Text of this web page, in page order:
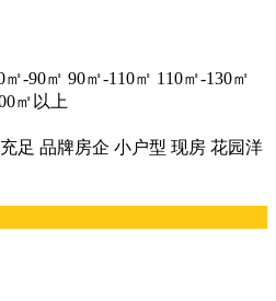
㎡-90㎡ 90㎡-110㎡ 110㎡-130㎡
㎡以上
足 品牌房企 小户型 现房 花园洋